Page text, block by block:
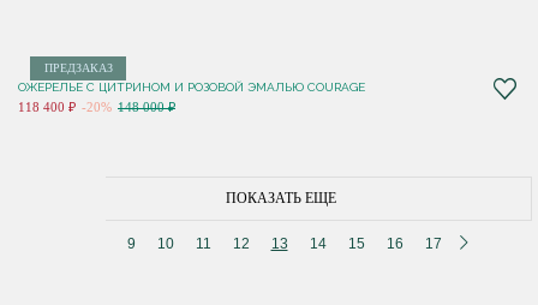
ПРЕДЗАКАЗ
ОЖЕРЕЛЬЕ С ЦИТРИНОМ И РОЗОВОЙ ЭМАЛЬЮ COURAGE
118 400 ₽ -20% 148 000 ₽
ПОКАЗАТЬ ЕЩЕ
9 10 11 12 13 14 15 16 17